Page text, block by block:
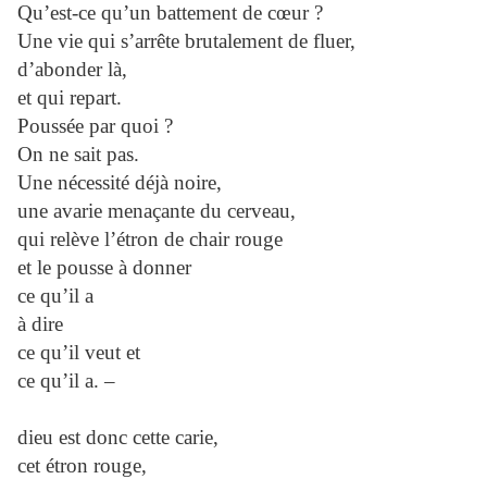
Qu’est-ce qu’un battement de cœur ?
Une vie qui s’arrête brutalement de fluer,
d’abonder là,
et qui repart.
Poussée par quoi ?
On ne sait pas.
Une nécessité déjà noire,
une avarie menaçante du cerveau,
qui relève l’étron de chair rouge
et le pousse à donner
ce qu’il a
à dire
ce qu’il veut et
ce qu’il a. –
dieu est donc cette carie,
cet étron rouge,